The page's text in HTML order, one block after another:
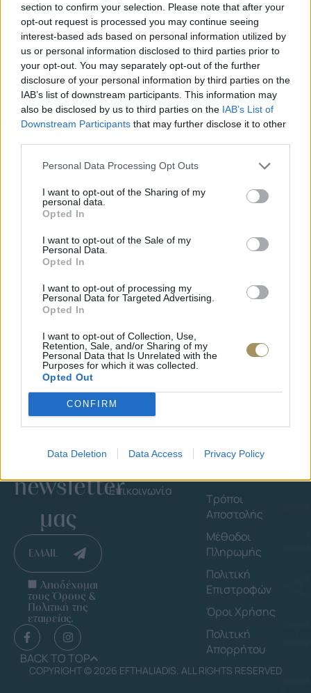
section to confirm your selection. Please note that after your
opt-out request is processed you may continue seeing
interest-based ads based on personal information utilized by
us or personal information disclosed to third parties prior to
your opt-out. You may separately opt-out of the further
disclosure of your personal information by third parties on the
IAB’s list of downstream participants. This information may
also be disclosed by us to third parties on the IAB’s List of
Downstream Participants that may further disclose it to other
Personal Data Processing Opt Outs
I want to opt-out of the Sharing of my
personal data.
Opted In
I want to opt-out of the Sale of my
Personal Data.
Opted In
I want to opt-out of processing my
Personal Data for Targeted Advertising.
Opted In
I want to opt-out of Collection, Use,
Retention, Sale, and/or Sharing of my
Personal Data that Is Unrelated with the
Purposes for which it was collected.
Opted Out
CONFIRM
Data Deletion Data Access Privacy Policy
ΜΟΝΌΠΕΤΡΟ ΔΑΧΤΥΛΊΔΙ ΜΕ
ΔΙΑΜΆΝΤΙ 0.35CT
1.737
Εγγράψου
στο
newsletter
μας
EMAIL
Αποδέχομαι
τους Όρους &
Πολιτική της
εταιρείας.
BACK TO TOP
Εταιρεία
Shop By Brand
Επικοινωνία
Μεγέθους
Δαχτυλιδιών
Τρόποι
Αποστολής
Μέθοδοι
Πληρωμής
Πολιτική
Επιστροφών
Όροι Χρήσης
Πολιτική
Απορρήτου
COPYRIGHT © 2026 EFTHALIADIS. ALL RIGHTS RESERVED